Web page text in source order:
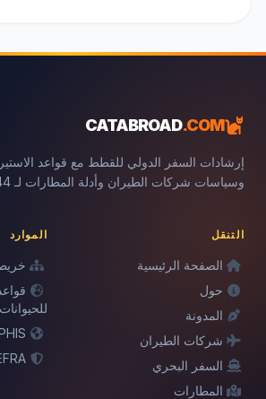
CATABROAD.COM
إرشادات السفر الدولي للقطط مع قواعد
وسياسات شركات الطيران وأدلة المطارات لـ 144 دولة.
التنقل
الصفحة الرئيسية
حول
المدونة
شركات الطيران
السفر البحري
المطارات
الموارد